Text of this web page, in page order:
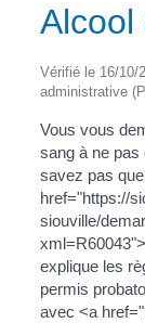
Alcool
Vérifié le 16/10/
administrative
Vous vous
sang à ne pas
savez pas
href="https://
siouville/
explique les
permis
avec <a